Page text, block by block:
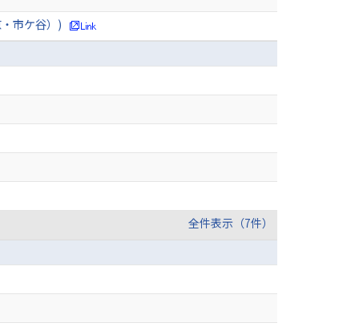
市ケ谷）)
全件表示（7件）